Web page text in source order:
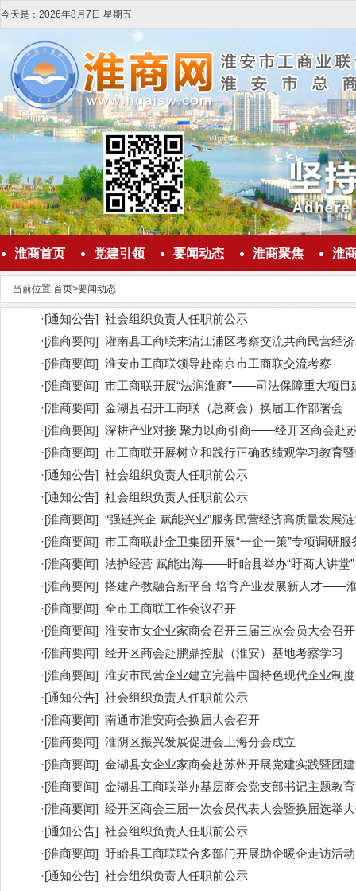
今天是： 2026年8 月 7 日 星期五
淮商首页 党建引领 要闻动态 淮商聚焦 淮
当前位置:首页>要闻动态
·[通知公告] 社会组织负责人任职前公示
·[淮商要闻] 灌南县工商联来清江浦区考察交流共商民营经
·[淮商要闻] 淮安市工商联领导赴南京市工商联交流考察
·[淮商要闻] 市工商联开展“法润淮商”——司法保障重大项目
·[淮商要闻] 金湖县召开工商联（总商会）换届工作部署会
·[淮商要闻] 深耕产业对接 聚力以商引商——经开区商会赴
·[淮商要闻] 市工商联开展树立和践行正确政绩观学习教育
·[通知公告] 社会组织负责人任职前公示
·[通知公告] 社会组织负责人任职前公示
·[淮商要闻] “强链兴企 赋能兴业”服务民营经济高质量发
·[淮商要闻] 市工商联赴金卫集团开展“一企一策”专项调研服
·[淮商要闻] 法护经营 赋能出海——盱眙县举办“盱商大讲堂”
·[淮商要闻] 搭建产教融合新平台 培育产业发展新人才——
·[淮商要闻] 全市工商联工作会议召开
·[淮商要闻] 淮安市女企业家商会召开三届三次会员大会召开
·[淮商要闻] 经开区商会赴鹏鼎控股（淮安）基地考察学习
·[淮商要闻] 淮安市民营企业建立完善中国特色现代企业制
·[通知公告] 社会组织负责人任职前公示
·[淮商要闻] 南通市淮安商会换届大会召开
·[淮商要闻] 淮阴区振兴发展促进会上海分会成立
·[淮商要闻] 金湖县女企业家商会赴苏州开展党建实践暨团
·[淮商要闻] 金湖县工商联举办基层商会党支部书记主题教
·[淮商要闻] 经开区商会三届一次会员代表大会暨换届选举
·[通知公告] 社会组织负责人任职前公示
·[淮商要闻]
盱眙县工商联联合多部门开展助企暖企走访活动
·[通知公告] 社会组织负责人任职前公示